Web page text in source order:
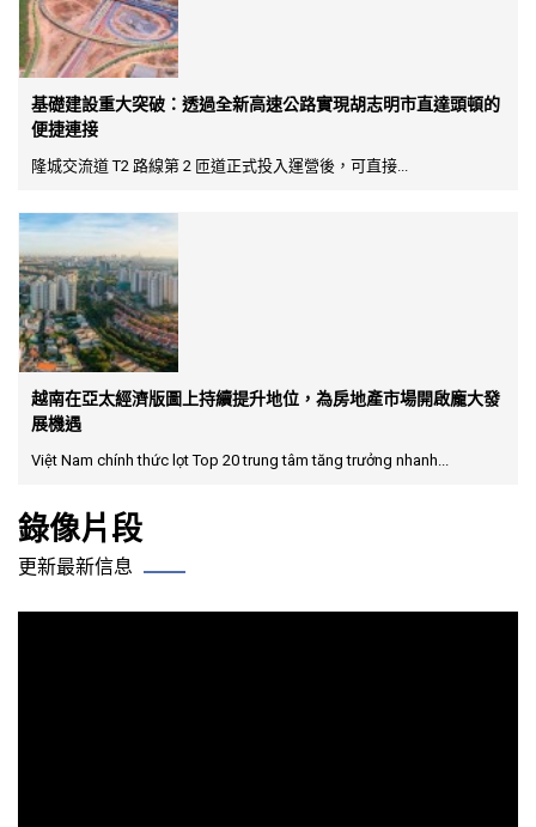
基礎建設重大突破：透過全新高速公路實現胡志明市直達頭頓的
便捷連接
隆城交流道 T2 路線第 2 匝道正式投入運營後，可直接...
越南在亞太經濟版圖上持續提升地位，為房地產市場開啟龐大發
展機遇
Việt Nam chính thức lọt Top 20 trung tâm tăng trưởng nhanh...
錄像片段
更新最新信息